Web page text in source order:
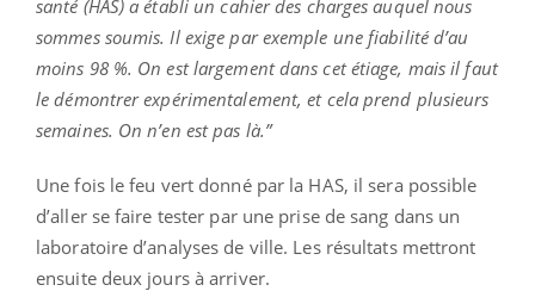
santé (HAS) a établi un cahier des charges auquel nous
sommes soumis. Il exige par exemple une fiabilité d’au
moins 98 %. On est largement dans cet étiage, mais il faut
le démontrer expérimentalement, et cela prend plusieurs
semaines. On n’en est pas là.”
Une fois le feu vert donné par la HAS, il sera possible
d’aller se faire tester par une prise de sang dans un
laboratoire d’analyses de ville. Les résultats mettront
ensuite deux jours à arriver.